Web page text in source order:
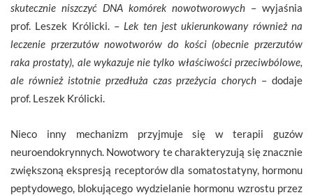
skutecznie niszczyć DNA komórek nowotworowych – wyjaśnia
prof. Leszek Królicki. – Lek ten jest ukierunkowany również na
leczenie przerzutów nowotworów do kości (obecnie przerzutów
raka prostaty), ale wykazuje nie tylko właściwości przeciwbólowe,
ale również istotnie przedłuża czas przeżycia chorych – dodaje
prof. Leszek Królicki.
Nieco inny mechanizm przyjmuje się w terapii guzów
neuroendokrynnych. Nowotwory te charakteryzują się znacznie
zwiększoną ekspresją receptorów dla somatostatyny, hormonu
peptydowego, blokującego wydzielanie hormonu wzrostu przez